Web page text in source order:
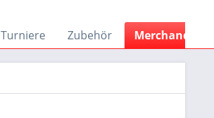
Turniere Zubehör Merchandise